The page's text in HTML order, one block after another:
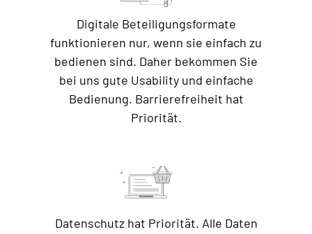
Digitale Beteiligungsformate
funktionieren nur, wenn sie einfach zu
bedienen sind. Daher bekommen Sie
bei uns gute Usability und einfache
Bedienung. Barrierefreiheit hat
Priorität.
Datenschutz hat Priorität. Alle Daten